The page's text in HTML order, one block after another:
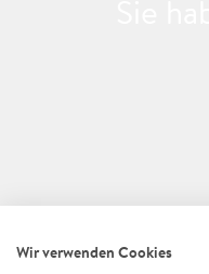
Wir verwenden Cookies